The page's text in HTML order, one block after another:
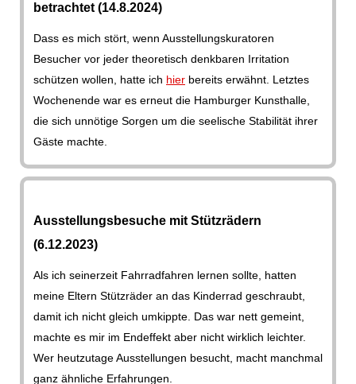
betrachtet (14.8.2024)
Dass es mich stört, wenn Ausstellungskuratoren
Besucher vor jeder theoretisch denkbaren Irritation
schützen wollen, hatte ich hier bereits erwähnt. Letztes
Wochenende war es erneut die Hamburger Kunsthalle,
die sich unnötige Sorgen um die seelische Stabilität ihrer
Gäste machte.
Ausstellungsbesuche mit Stützrädern
(6.12.2023)
Als ich seinerzeit Fahrradfahren lernen sollte, hatten
meine Eltern Stützräder an das Kinderrad geschraubt,
damit ich nicht gleich umkippte. Das war nett gemeint,
machte es mir im Endeffekt aber nicht wirklich leichter.
Wer heutzutage Ausstellungen besucht, macht manchmal
ganz ähnliche Erfahrungen.